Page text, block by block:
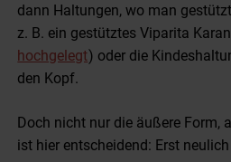
dann Haltungen, wo man
z. B. ein gestütztes Viparita
hochgelegt) oder die
den Kopf.
Doch nicht nur die äußere Form,
ist hier entscheidend: Erst